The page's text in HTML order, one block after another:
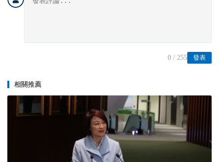
發表
0 / 255
相關推薦